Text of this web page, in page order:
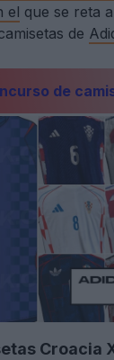
el que se reta
de
de
Croacia